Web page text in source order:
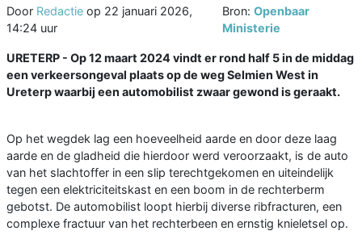
Door Redactie op 22 januari 2026,
14:24 uur
Bron:Openbaar
Ministerie
URETERP - Op 12 maart 2024 vindt er rond half 5 in de middag
een verkeersongeval plaats op de weg Selmien West in
Ureterp waarbij een automobilist zwaar gewond is geraakt.
Op het wegdek lag een hoeveelheid aarde en door deze laag
aarde en de gladheid die hierdoor werd veroorzaakt, is de auto
van het slachtoffer in een slip terechtgekomen en uiteindelijk
tegen een elektriciteitskast en een boom in de rechterberm
gebotst. De automobilist loopt hierbij diverse ribfracturen, een
complexe fractuur van het rechterbeen en ernstig knieletsel op.